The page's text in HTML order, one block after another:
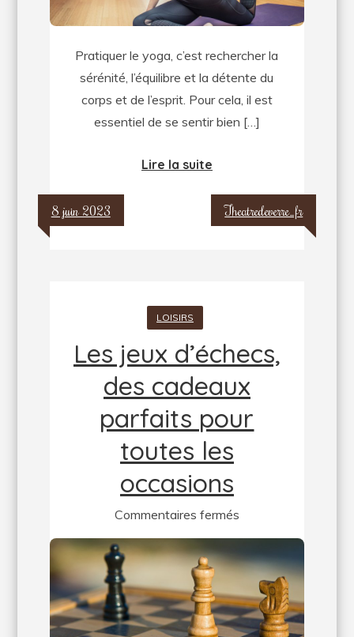
meilleur
leggings
de
yoga
Pratiquer le yoga, c’est rechercher la
sérénité, l’équilibre et la détente du
corps et de l’esprit. Pour cela, il est
essentiel de se sentir bien […]
Lire la suite
8 juin 2023 Theatredeverre_fr
LOISIRS
Les jeux d’échecs,
des cadeaux
parfaits pour
toutes les
occasions
Commentaires ferméssur
Les
jeux
d’échecs,
des
cadeaux